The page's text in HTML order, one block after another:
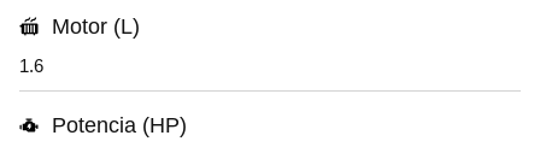
Motor (L)
1.6
Potencia (HP)